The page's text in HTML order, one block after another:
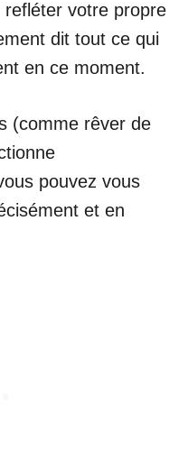
votre propre
dit tout ce qui
en ce moment.
(comme rêver de
pouvez vous
et en